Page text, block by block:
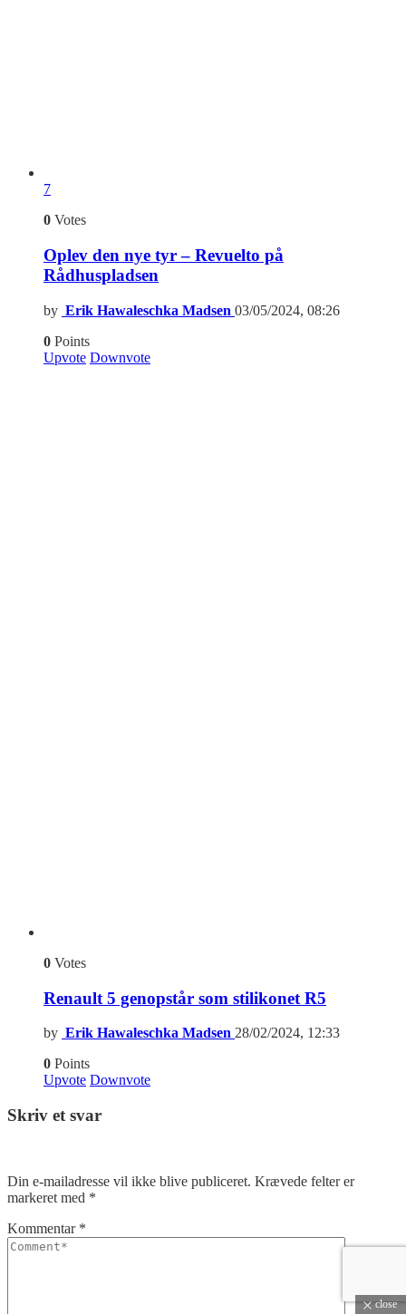
7
0 Votes
Oplev den nye tyr – Revuelto på
Rådhuspladsen
by Erik Hawaleschka Madsen 03/05/2024, 08:26
0 Points
Upvote Downvote
0 Votes
Renault 5 genopstår som stilikonet R5
by Erik Hawaleschka Madsen 28/02/2024, 12:33
0 Points
Upvote Downvote
Skriv et svar
Din e-mailadresse vil ikke blive publiceret. Krævede felter er
markeret med *
Kommentar *
close